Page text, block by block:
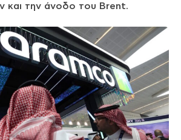
και την άνοδο του Brent.